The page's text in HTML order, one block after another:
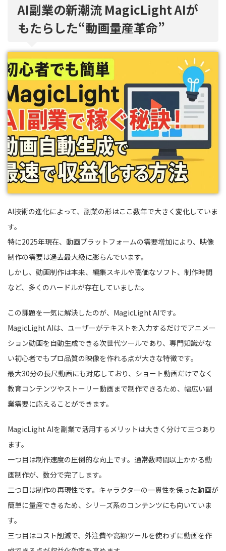
AI副業の新潮流 MagicLight AIが
もたらした“動画量産革命”
AI技術の進化によって、副業の形はここ数年で大きく変化していま
す。
特に2025年現在、動画プラットフォームの需要増加により、映像
制作の需要は過去最大級に膨らんでいます。
しかし、動画制作は本来、編集スキルや高価なソフト、制作時間
など、多くのハードルが存在していました。
この課題を一気に解決したのが、MagicLight AIです。
MagicLight AIは、ユーザーがテキストを入力するだけでアニメー
ション動画を自動生成できる次世代ツールであり、専門知識がな
い初心者でもプロ品質の映像を作れる点が大きな特徴です。
最大30分の長尺動画にも対応しており、ショート動画だけでなく
教育コンテンツやストーリー動画まで制作できるため、幅広い副
業需要に応えることができます。
MagicLight AIを副業で活用するメリットは大きく分けて三つあり
ます。
一つ目は制作速度の圧倒的な向上です。通常数時間以上かかる動
画制作が、数分で完了します。
二つ目は制作の再現性です。キャラクターの一貫性を保った動画が
簡単に量産できるため、シリーズ系のコンテンツにも向いていま
す。
三つ目はコスト削減で、外注費や高額ツールを使わずに動画を作